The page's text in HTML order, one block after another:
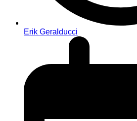
Erik Geralducci